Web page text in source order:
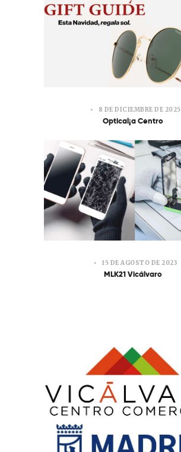
8 DE DICIEMBRE DE 2025
Optical¡a Centro
15 DE AGOSTO DE 2023
MLK21 Vicálvaro